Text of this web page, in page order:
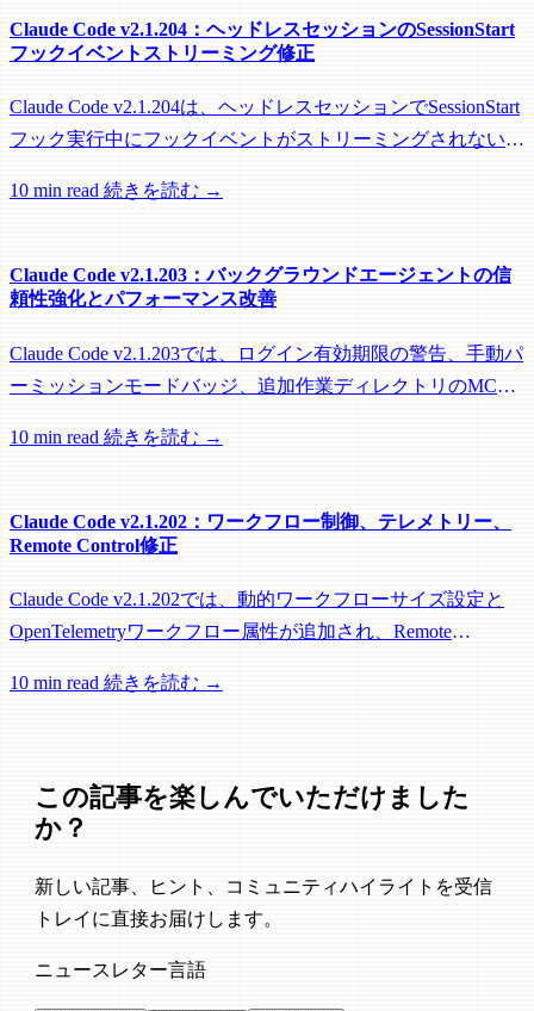
Claude Code v2.1.204：ヘッドレスセッションのSessionStart
フックイベントストリーミング修正
Claude Code v2.1.204は、ヘッドレスセッションでSessionStart
フック実行中にフックイベントがストリーミングされない問
収されるのを防ぐメンテナンスリリースです。
10 min read 続きを読む →
Claude Code v2.1.203：バックグラウンドエージェントの信
頼性強化とパフォーマンス改善
Claude Code v2.1.203では、ログイン有効期限の警告、手動パ
ーミッションモードバッジ、追加作業ディレクトリのMCP
パフォーマンスに関する多数の修正が含まれています。
10 min read 続きを読む →
Claude Code v2.1.202：ワークフロー制御、テレメトリー、
Remote Control修正
Claude Code v2.1.202では、動的ワークフローサイズ設定と
OpenTelemetryワークフロー属性が追加され、Remote
の修正が含まれています。
10 min read 続きを読む →
この記事を楽しんでいただけました
か？
新しい記事、ヒント、コミュニティハイライトを受信
トレイに直接お届けします。
ニュースレター言語